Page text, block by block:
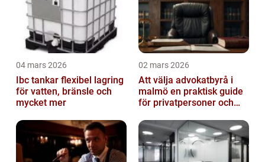
04 mars 2026
Ibc tankar flexibel lagring
för vatten, bränsle och
mycket mer
02 mars 2026
Att välja advokatbyrå i
malmö en praktisk guide
för privatpersoner och